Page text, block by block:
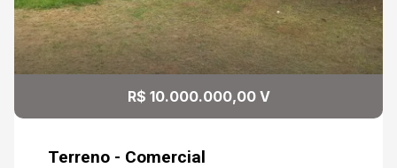
R$ 10.000.000,00 V
Terreno - Comercial